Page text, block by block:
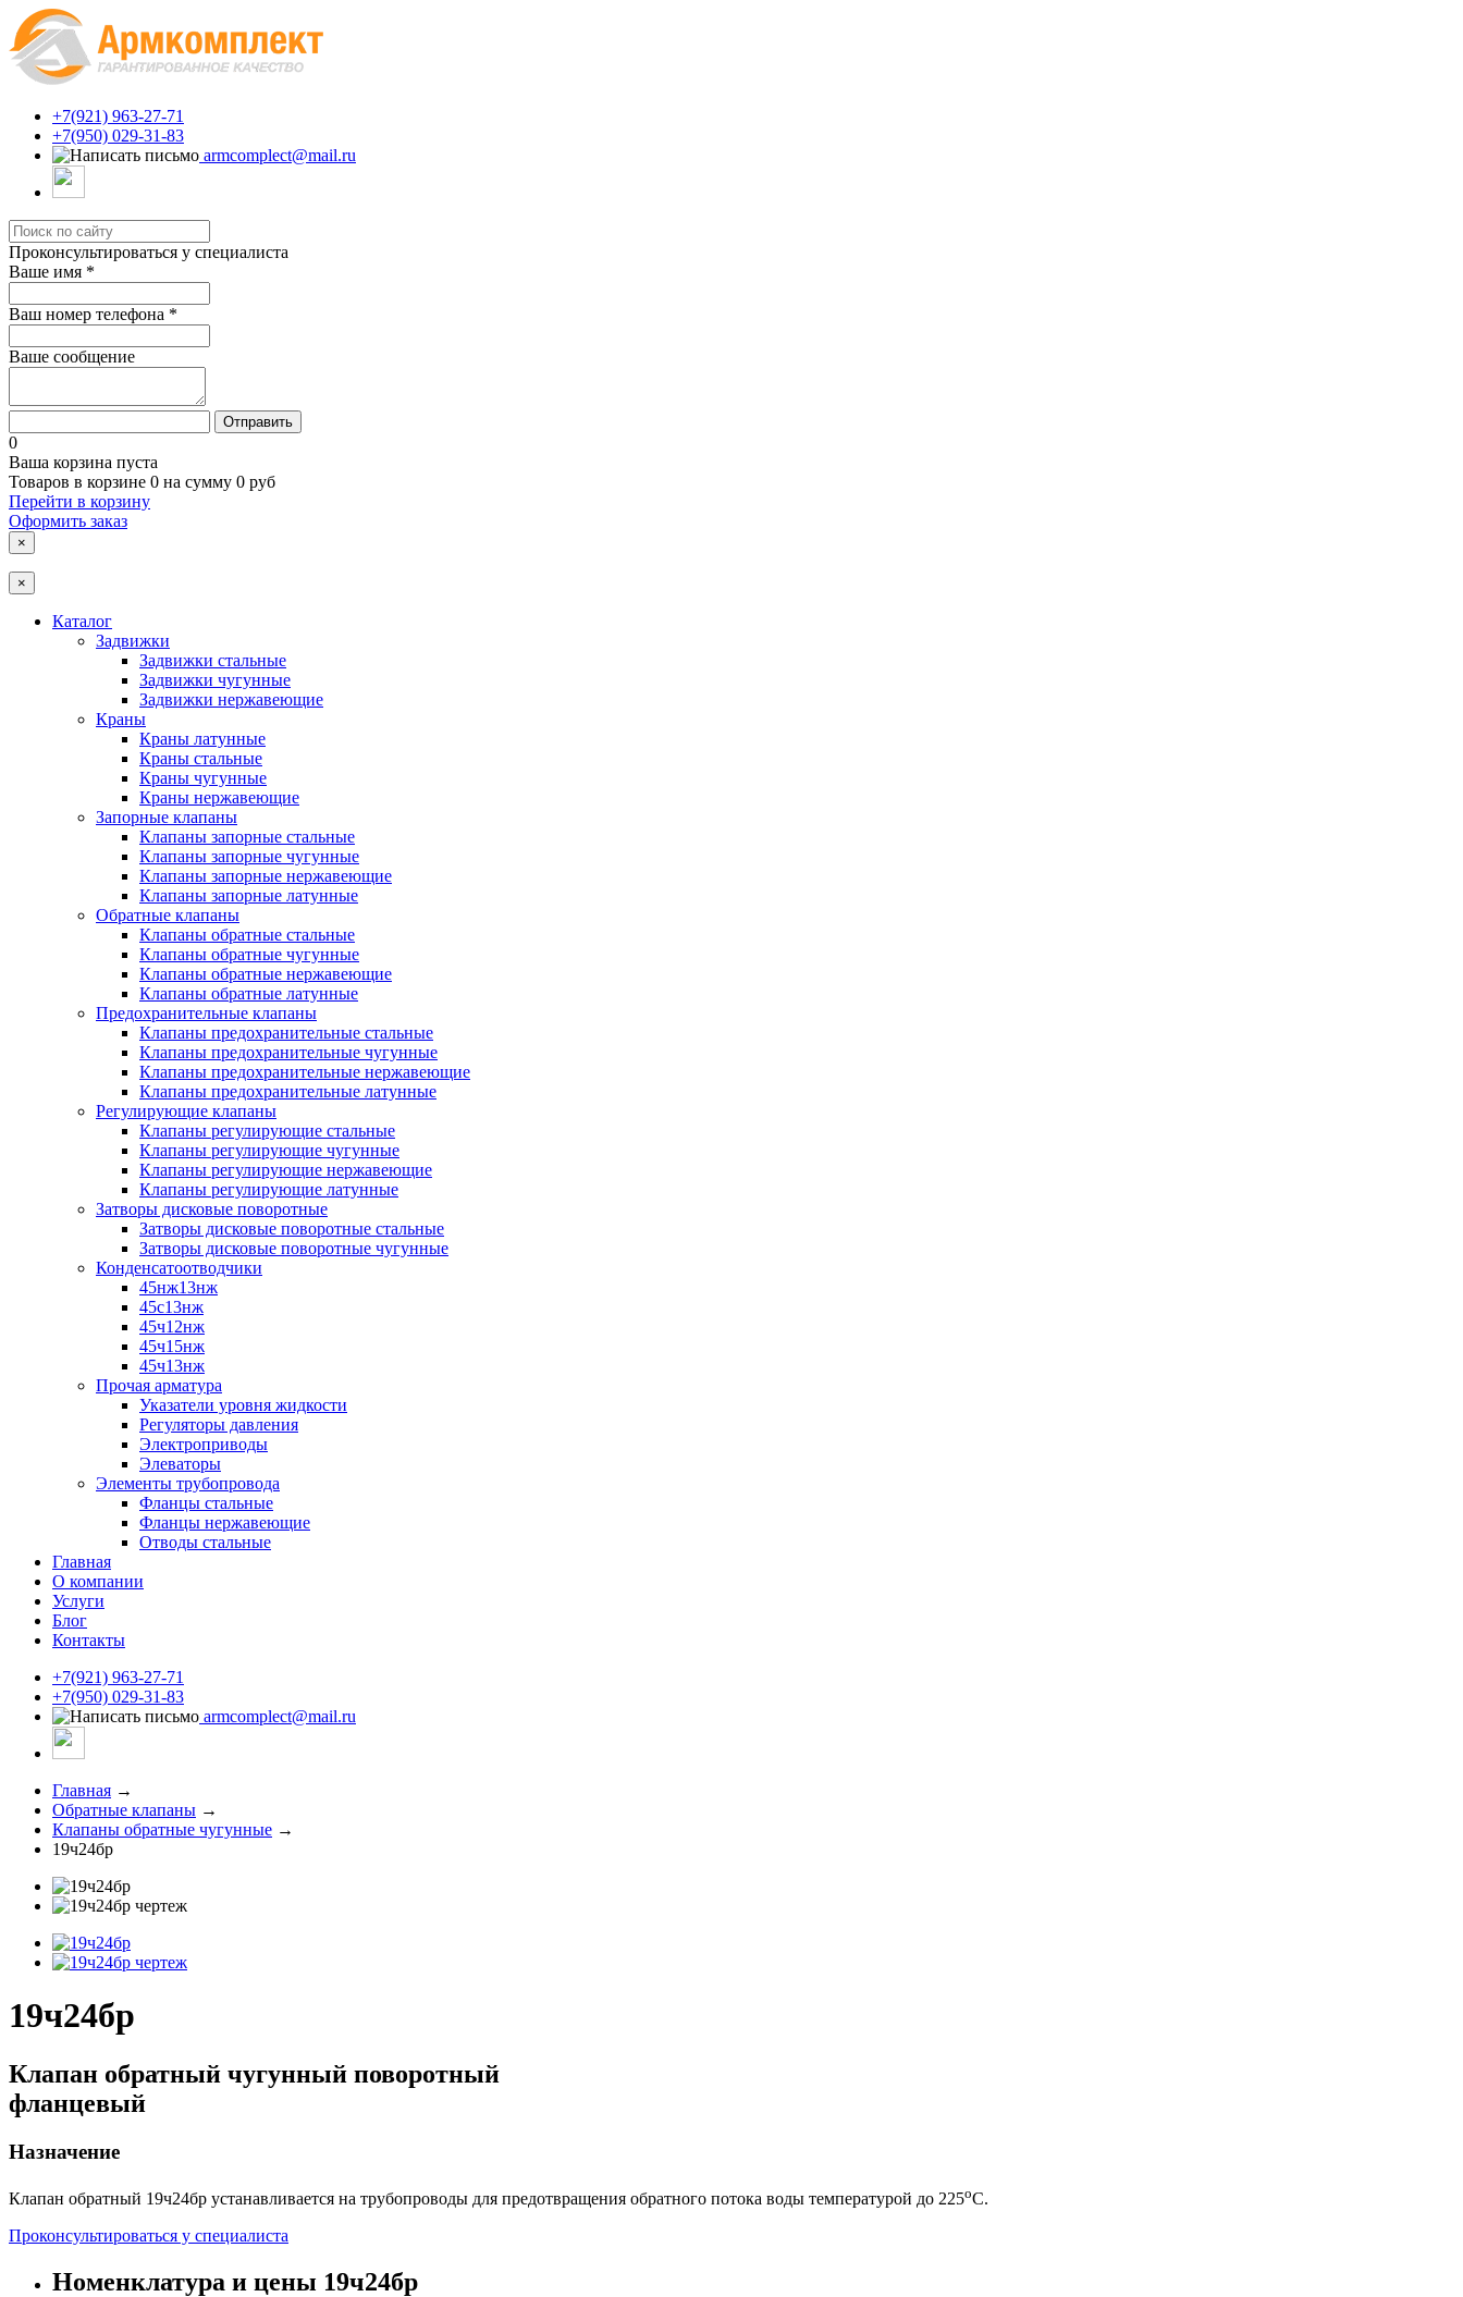
+7(921) 963-27-71
+7(950) 029-31-83
armcomplect@mail.ru
Проконсультироваться у специалиста
Ваше имя *
Ваш номер телефона *
Ваше сообщение
Отправить
0
Ваша корзина пуста
Товаров в корзине 0 на сумму 0 руб
Перейти в корзину
Оформить заказ
×
×
Каталог
Задвижки
Задвижки стальные
Задвижки чугунные
Задвижки нержавеющие
Краны
Краны латунные
Краны стальные
Краны чугунные
Краны нержавеющие
Запорные клапаны
Клапаны запорные стальные
Клапаны запорные чугунные
Клапаны запорные нержавеющие
Клапаны запорные латунные
Обратные клапаны
Клапаны обратные стальные
Клапаны обратные чугунные
Клапаны обратные нержавеющие
Клапаны обратные латунные
Предохранительные клапаны
Клапаны предохранительные стальные
Клапаны предохранительные чугунные
Клапаны предохранительные нержавеющие
Клапаны предохранительные латунные
Регулирующие клапаны
Клапаны регулирующие стальные
Клапаны регулирующие чугунные
Клапаны регулирующие нержавеющие
Клапаны регулирующие латунные
Затворы дисковые поворотные
Затворы дисковые поворотные стальные
Затворы дисковые поворотные чугунные
Конденсатоотводчики
45нж13нж
45с13нж
45ч12нж
45ч15нж
45ч13нж
Прочая арматура
Указатели уровня жидкости
Регуляторы давления
Электроприводы
Элеваторы
Элементы трубопровода
Фланцы стальные
Фланцы нержавеющие
Отводы стальные
Главная
О компании
Услуги
Блог
Контакты
+7(921) 963-27-71
+7(950) 029-31-83
armcomplect@mail.ru
Главная →
Обратные клапаны →
Клапаны обратные чугунные →
19ч24бр
19ч24бр
Клапан обратный чугунный поворотный
фланцевый
Назначение
Клапан обратный 19ч24бр устанавливается на трубопроводы для предотвращения обратного потока воды температурой до 225оС.
Проконсультироваться у специалиста
Номенклатура и цены 19ч24бр